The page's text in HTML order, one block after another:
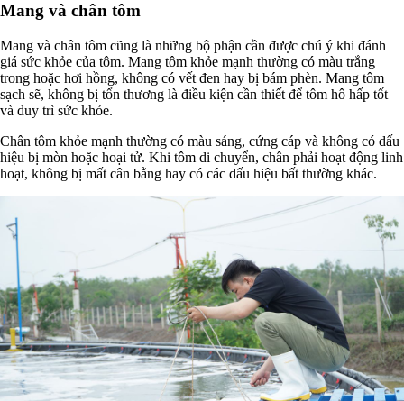
Mang và chân tôm
Mang và chân tôm cũng là những bộ phận cần được chú ý khi đánh
giá sức khỏe của tôm. Mang tôm khỏe mạnh thường có màu trắng
trong hoặc hơi hồng, không có vết đen hay bị bám phèn. Mang tôm
sạch sẽ, không bị tổn thương là điều kiện cần thiết để tôm hô hấp tốt
và duy trì sức khỏe.
Chân tôm khỏe mạnh thường có màu sáng, cứng cáp và không có dấu
hiệu bị mòn hoặc hoại tử. Khi tôm di chuyển, chân phải hoạt động linh
hoạt, không bị mất cân bằng hay có các dấu hiệu bất thường khác.